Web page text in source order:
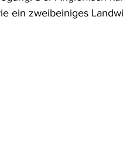
ein zweibeiniges